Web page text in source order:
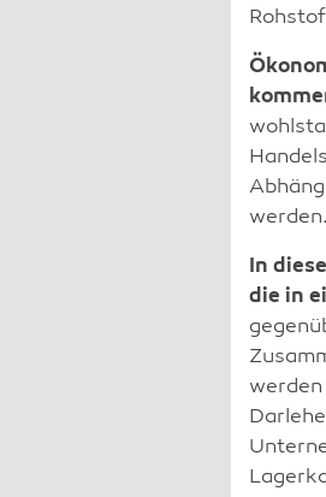
werden.
In
die in